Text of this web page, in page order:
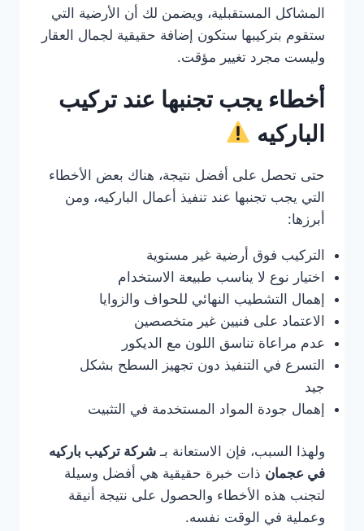
المشاكل المستقبلية، ويضمن لك أن الأرضية التي
ستقوم بتركيبها ستكون إضافة حقيقية لجمال العقار
وليست مجرد تغيير مؤقت.
أخطاء يجب تجنبها عند تركيب
الباركيه
حتى تحصل على أفضل نتيجة، هناك بعض الأخطاء
التي يجب تجنبها عند تنفيذ أعمال الباركيه، ومن
أبرزها:
التركيب فوق أرضية غير مستوية
اختيار نوع لا يناسب طبيعة الاستخدام
إهمال التشطيب النهائي للحواف والزوايا
الاعتماد على فنيين غير متخصصين
عدم مراعاة تناسق اللون مع الديكور
التسرع في التنفيذ دون تجهيز السطح بشكل
جيد
إهمال جودة المواد المستخدمة في التثبيت
ولهذا السبب، فإن الاستعانة بـ شركة تركيب باركيه
في عجمان ذات خبرة حقيقية هي أفضل وسيلة
لتجنب هذه الأخطاء والحصول على نتيجة أنيقة
وعملية في الوقت نفسه.